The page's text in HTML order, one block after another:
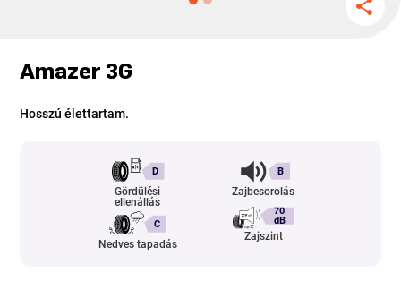
Amazer 3G
Hosszú élettartam.
D
Gördülési
ellenállás
C
Nedves tapadás
B
Zajbesorolás
70
dB
Zajszint